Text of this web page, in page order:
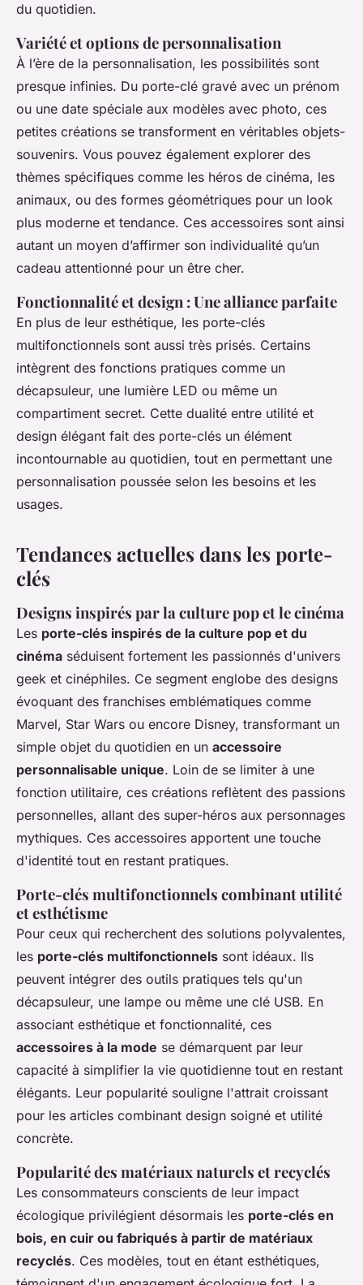
du quotidien.
Variété et options de personnalisation
À l’ère de la personnalisation, les possibilités sont
presque infinies. Du porte-clé gravé avec un prénom
ou une date spéciale aux modèles avec photo, ces
petites créations se transforment en véritables objets-
souvenirs. Vous pouvez également explorer des
thèmes spécifiques comme les héros de cinéma, les
animaux, ou des formes géométriques pour un look
plus moderne et tendance. Ces accessoires sont ainsi
autant un moyen d’affirmer son individualité qu’un
cadeau attentionné pour un être cher.
Fonctionnalité et design : Une alliance parfaite
En plus de leur esthétique, les porte-clés
multifonctionnels sont aussi très prisés. Certains
intègrent des fonctions pratiques comme un
décapsuleur, une lumière LED ou même un
compartiment secret. Cette dualité entre utilité et
design élégant fait des porte-clés un élément
incontournable au quotidien, tout en permettant une
personnalisation poussée selon les besoins et les
usages.
Tendances actuelles dans les porte-
clés
Designs inspirés par la culture pop et le cinéma
Les porte-clés inspirés de la culture pop et du
cinéma séduisent fortement les passionnés d'univers
geek et cinéphiles. Ce segment englobe des designs
évoquant des franchises emblématiques comme
Marvel, Star Wars ou encore Disney, transformant un
simple objet du quotidien en un accessoire
personnalisable unique. Loin de se limiter à une
fonction utilitaire, ces créations reflètent des passions
personnelles, allant des super-héros aux personnages
mythiques. Ces accessoires apportent une touche
d'identité tout en restant pratiques.
Porte-clés multifonctionnels combinant utilité
et esthétisme
Pour ceux qui recherchent des solutions polyvalentes,
les porte-clés multifonctionnels sont idéaux. Ils
peuvent intégrer des outils pratiques tels qu'un
décapsuleur, une lampe ou même une clé USB. En
associant esthétique et fonctionnalité, ces
accessoires à la mode se démarquent par leur
capacité à simplifier la vie quotidienne tout en restant
élégants. Leur popularité souligne l'attrait croissant
pour les articles combinant design soigné et utilité
concrète.
Popularité des matériaux naturels et recyclés
Les consommateurs conscients de leur impact
écologique privilégient désormais les porte-clés en
bois, en cuir ou fabriqués à partir de matériaux
recyclés. Ces modèles, tout en étant esthétiques,